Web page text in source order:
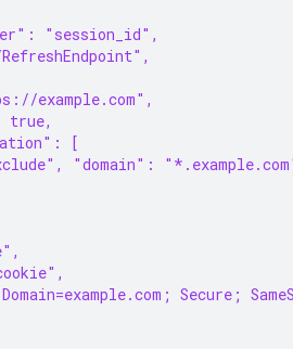
"session_id",
example.com",
true,
[
"domain":
Secure;